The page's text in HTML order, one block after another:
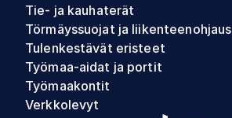
Tie- ja kauhaterät
Törmäyssuojat ja liikenteenohjaus
Tulenkestävät eristeet
Työmaa-aidat ja portit
Työmaakontit
Verkkolevyt